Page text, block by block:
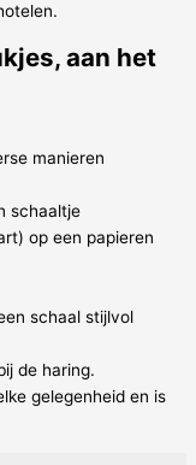
aan het
manieren
schaaltje
op een papieren
schaal stijlvol
de haring.
gelegenheid en is